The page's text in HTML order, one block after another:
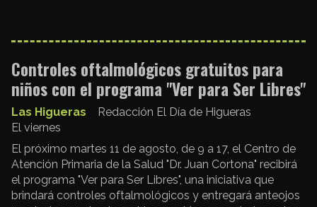
Controles oftalmológicos gratuitos para
niños con el programa "Ver para Ser Libres"
Redacción El Día de Higueras
Las Higueras
El viernes
El próximo martes 11 de agosto, de 9 a 17, el Centro de
Atención Primaria de la Salud "Dr. Juan Cortona" recibirá
el programa "Ver para Ser Libres", una iniciativa que
brindará controles oftalmológicos y entregará anteojos